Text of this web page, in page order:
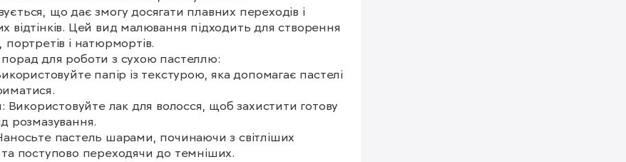
що дає змогу досягати плавних переходів і
відтінків. Цей вид малювання підходить для створення
портретів і натюрмортів.
для роботи з сухою пастеллю:
папір із текстурою, яка допомагає пастелі
Використовуйте лак для волосся, щоб захистити готову
розмазування.
пастель шарами, починаючи з світліших